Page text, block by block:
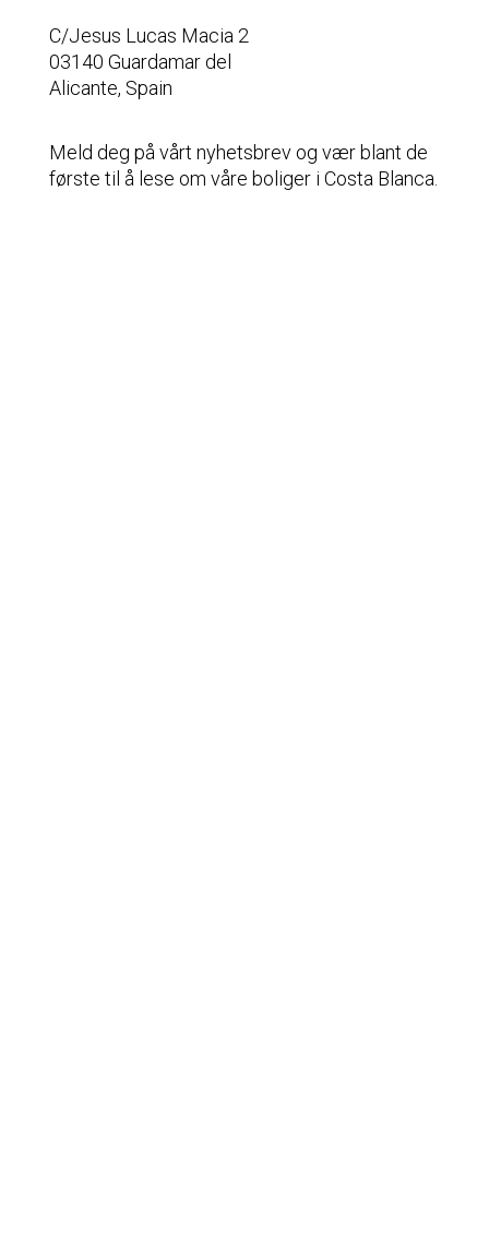
C/Jesus Lucas Macia 2
03140 Guardamar del
Alicante, Spain
Meld deg på vårt nyhetsbrev og vær blant de
første til å lese om våre boliger i Costa Blanca.